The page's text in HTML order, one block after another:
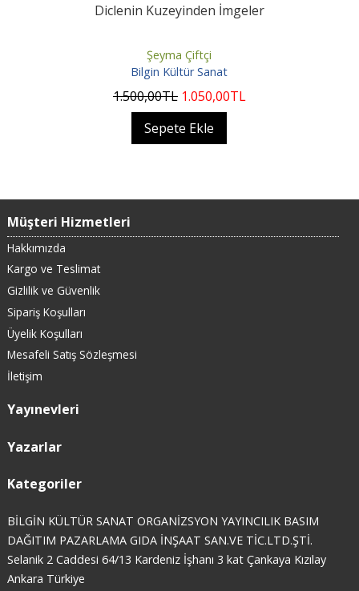
Diclenin Kuzeyinden İmgeler
Şeyma Çiftçi
Bilgin Kültür Sanat
1.500,00TL 1.050,00TL
Sepete Ekle
Müşteri Hizmetleri
Hakkımızda
Kargo ve Teslimat
Gizlilik ve Güvenlik
Sipariş Koşulları
Üyelik Koşulları
Mesafeli Satış Sözleşmesi
İletişim
Yayınevleri
Yazarlar
Kategoriler
BİLGİN KÜLTÜR SANAT ORGANİZSYON YAYINCILIK BASIM
DAĞITIM PAZARLAMA GIDA İNŞAAT SAN.VE TİC.LTD.ŞTİ.
Selanik 2 Caddesi 64/13 Kardeniz İşhanı 3 kat Çankaya Kızılay
Ankara Türkiye